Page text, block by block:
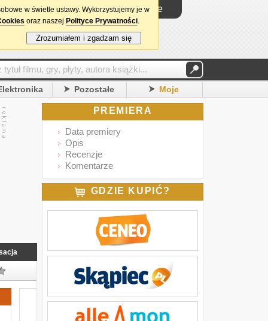
Logowanie
Pozostałe Moje
PREMIERA
Data premiery
Opis
Recenzje
Komentarze
GDZIE KUPIĆ?
w świetle ustawy. Wykorzystujemy je w
oraz naszej Polityce Prywatności.
Zrozumiałem i zgadzam się